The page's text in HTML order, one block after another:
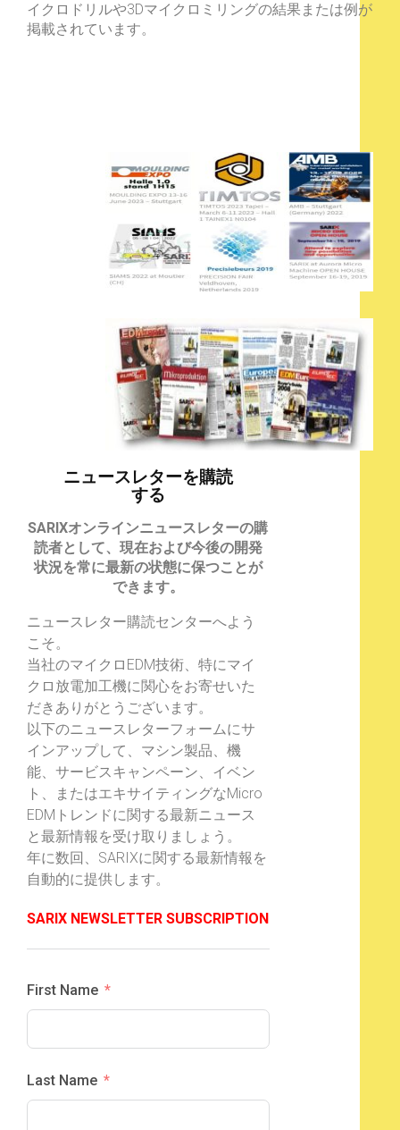
イクロドリルや3Dマイクロミリングの結果または例が
掲載されています。
ニュースレターを購読
する
SARIXオンラインニュースレターの購
読者として、現在および今後の開発
状況を常に最新の状態に保つことが
できます。
ニュースレター購読センターへよう
こそ。
当社のマイクロEDM技術、特にマイ
クロ放電加工機に関心をお寄せいた
だきありがとうございます。
以下のニュースレターフォームにサ
インアップして、マシン製品、機
能、サービスキャンペーン、イベン
ト、またはエキサイティングなMicro
EDMトレンドに関する最新ニュース
と最新情報を受け取りましょう。
年に数回、SARIXに関する最新情報を
自動的に提供します。
SARIX NEWSLETTER SUBSCRIPTION
First Name
Last Name